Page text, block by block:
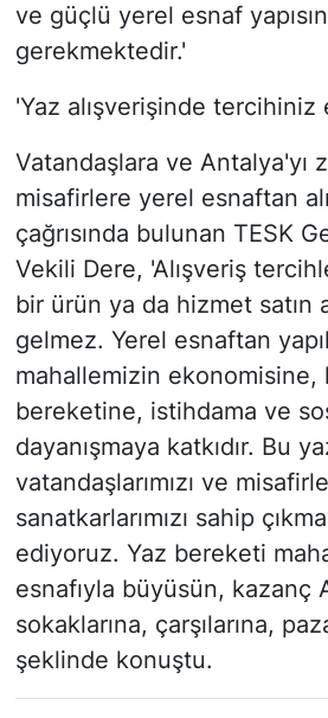
ve güçlü yerel esnaf
gerekmektedir.'
'Yaz alışverişinde tercihiniz
Vatandaşlara ve Antalya'yı
misafirlere yerel esnaftan
çağrısında bulunan TESK
Vekili Dere, 'Alışveriş
bir ürün ya da hizmet satın
gelmez. Yerel esnaftan
mahallemizin ekonomisine,
bereketine, istihdama ve
dayanışmaya katkıdır. Bu
vatandaşlarımızı ve
sanatkarlarımızı sahip
ediyoruz. Yaz bereketi
esnafıyla büyüsün, kazanç
sokaklarına, çarşılarına,
şeklinde konuştu.